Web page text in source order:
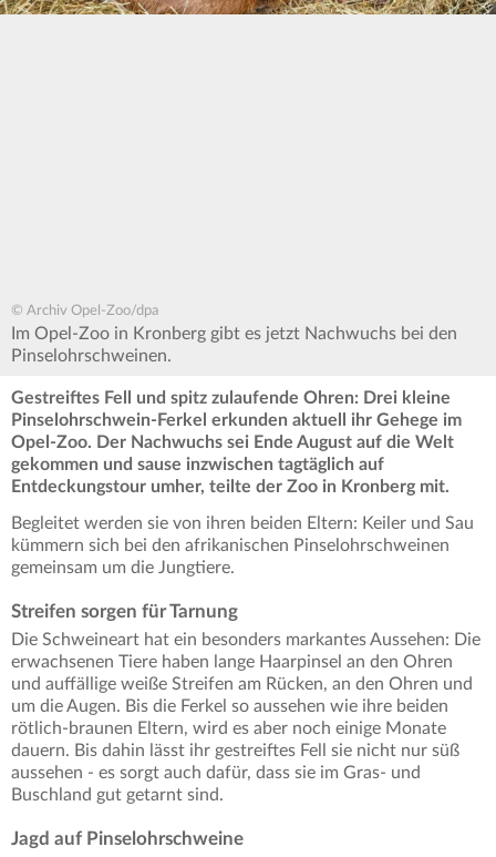
© Archiv Opel-Zoo/dpa
Im Opel-Zoo in Kronberg gibt es jetzt Nachwuchs bei den
Pinselohrschweinen.
Gestreiftes Fell und spitz zulaufende Ohren: Drei kleine
Pinselohrschwein-Ferkel erkunden aktuell ihr Gehege im
Opel-Zoo. Der Nachwuchs sei Ende August auf die Welt
gekommen und sause inzwischen tagtäglich auf
Entdeckungstour umher, teilte der Zoo in Kronberg mit.
Begleitet werden sie von ihren beiden Eltern: Keiler und Sau
kümmern sich bei den afrikanischen Pinselohrschweinen
gemeinsam um die Jungtiere.
Streifen sorgen für Tarnung
Die Schweineart hat ein besonders markantes Aussehen: Die
erwachsenen Tiere haben lange Haarpinsel an den Ohren
und auffällige weiße Streifen am Rücken, an den Ohren und
um die Augen. Bis die Ferkel so aussehen wie ihre beiden
rötlich-braunen Eltern, wird es aber noch einige Monate
dauern. Bis dahin lässt ihr gestreiftes Fell sie nicht nur süß
aussehen - es sorgt auch dafür, dass sie im Gras- und
Buschland gut getarnt sind.
Jagd auf Pinselohrschweine